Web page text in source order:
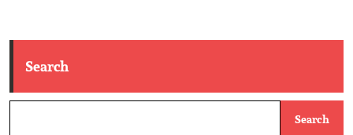
Search
Search